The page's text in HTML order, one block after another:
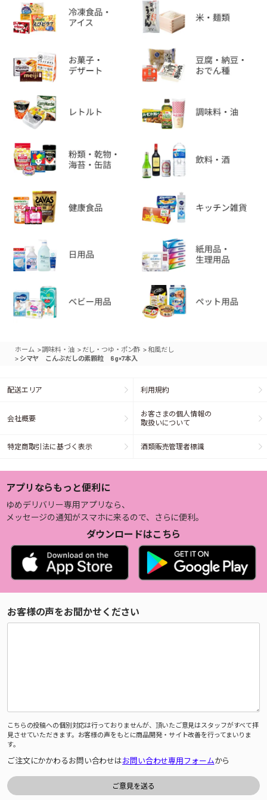
ホーム >調味料・油 > だし・つゆ・ポン酢 >和風だし
> シマヤ こんぶだしの素顆粒 6g×7本入
配送エリア 利用規約
会社概要
お客さまの個人情報の
取扱いについて
特定商取引法に基づく表示 酒類販売管理者標識
アプリならもっと便利に
ゆめデリバリー専用アプリなら、
メッセージの通知がスマホに来るので、さらに便利。
ダウンロードはこちら
お客様の声をお聞かせください
こちらの投稿への個別対応は行っておりませんが、頂いたご意見はスタッフがすべて拝
見させていただきます。お客様の声をもとに商品開発・サイト改善を行ってまいりま
す。
ご注文にかかわるお問い合わせはお問い合わせ専用フォームから